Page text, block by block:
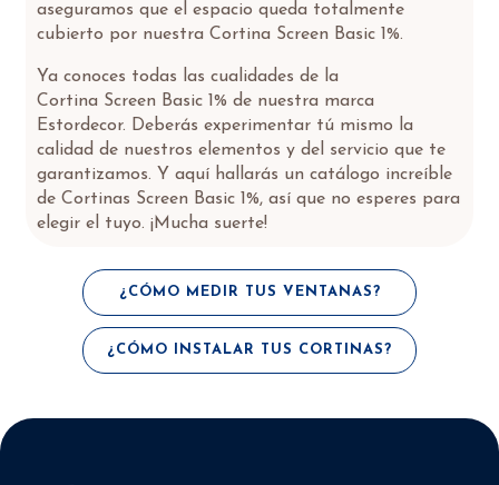
aseguramos que el espacio queda totalmente
cubierto por nuestra Cortina Screen Basic 1%.
Ya conoces todas las cualidades de la
Cortina Screen Basic 1% de nuestra marca
Estordecor. Deberás experimentar tú mismo la
calidad de nuestros elementos y del servicio que te
garantizamos. Y aquí hallarás un catálogo increíble
de Cortinas Screen Basic 1%, así que no esperes para
elegir el tuyo. ¡Mucha suerte!
¿CÓMO MEDIR TUS VENTANAS?
¿CÓMO INSTALAR TUS CORTINAS?